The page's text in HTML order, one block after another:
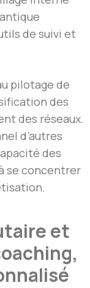
de suivi et
pilotage de
des
des réseaux.
d’autres
des
se concentrer
et